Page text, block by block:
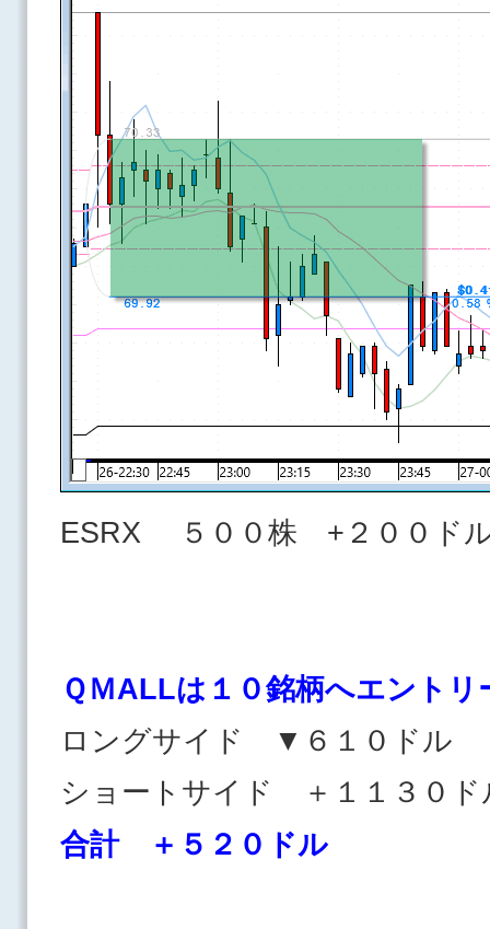
ESRX ５００株 +２００ド
ＱＭALLは１０銘柄へエントリ
ロングサイド ▼６１０ドル
ショートサイド ＋１１３
合計 ＋５２０ドル